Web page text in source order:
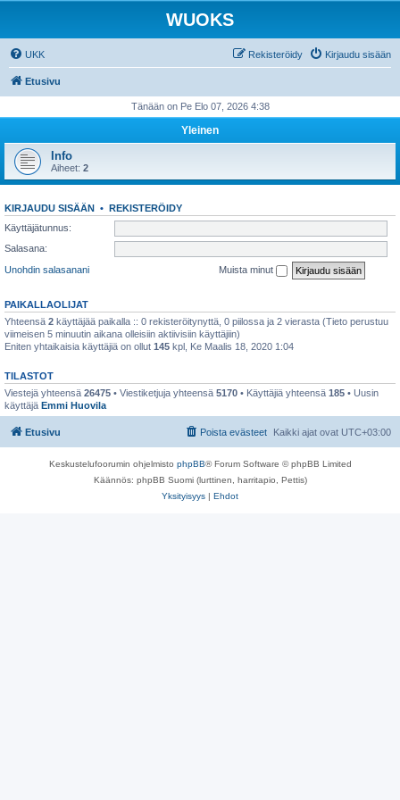
WUOKS
UKK Kirjaudu sisään
Rekisteröidy
Etusivu
Tänään on Pe Elo 07, 2026 4:38
Yleinen
Info
Aiheet: 2
KIRJAUDU SISÄÄN • REKISTERÖIDY
Käyttäjätunnus:
Salasana:
Unohdin salasanani
Muista minut
PAIKALLAOLIJAT
Yhteensä 2 käyttäjää paikalla :: 0 rekisteröitynyttä, 0 piilossa ja 2 vierasta (Tieto perustuu
viimeisen 5 minuutin aikana olleisiin aktiivisiin käyttäjiin)
Eniten yhtaikaisia käyttäjiä on ollut 145 kpl, Ke Maalis 18, 2020 1:04
TILASTOT
Viestejä yhteensä 26475 • Viestiketjuja yhteensä 5170 • Käyttäjiä yhteensä 185 • Uusin
käyttäjä Emmi Huovila
Etusivu Kaikki ajat ovat UTC+03:00
Poista evästeet
Keskustelufoorumin ohjelmisto phpBB® Forum Software © phpBB Limited
Käännös: phpBB Suomi (lurttinen, harritapio, Pettis)
Yksityisyys | Ehdot